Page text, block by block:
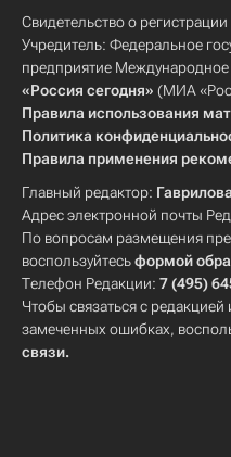
Свидетельство о
Учредитель: Федеральное
предприятие
«Россия сегодня» (МИА
Правила использования
Политика
Правила применения
Главный редактор:
Адрес электронной почты
По вопросам размещения
воспользуйтесьформой
Телефон Редакции: 7 (495)
Чтобы связаться с
замеченных ошибках,
связи.